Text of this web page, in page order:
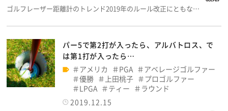
ゴルフレーザー距離計のトレンド2019年のルール改正にともな…
パー5で第2打が入ったら、アルバトロス、で
は第1打が入ったら…
アメリカ
PGA
アベレージゴルファー
優勝
上田桃子
プロゴルファー
LPGA
ティー
ラウンド
2019.12.15